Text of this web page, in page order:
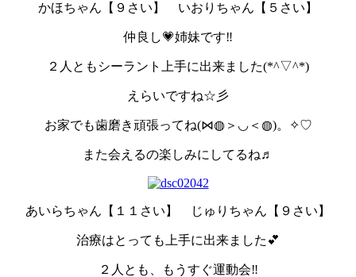
かほちゃん【９さい】 いおりちゃん【５さい】
仲良し💗姉妹です‼
２人ともシーラント上手に出来ました(*^▽^*)
えらいですね☆彡
お家でも歯磨き頑張ってね(⋈◍＞◡＜◍)。✧♡
また会えるの楽しみにしてるね♬
あいらちゃん【１１さい】 じゅりちゃん【９さい】
治療はとっても上手に出来ました💕
２人とも、もうすぐ運動会‼